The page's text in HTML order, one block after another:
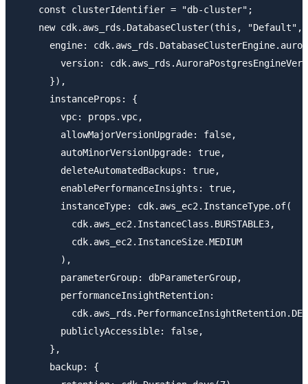
    const clusterIdentifier = "db-cluster";
new cdk.aws_rds.DatabaseCluster(this, "Default",
engine:
version:
      }),
      instanceProps: {
        vpc: props.vpc,
        allowMajorVersionUpgrade: false,
        autoMinorVersionUpgrade: true,
        deleteAutomatedBackups: true,
        enablePerformanceInsights: true,
        instanceType: cdk.aws_ec2.InstanceType.of(
          cdk.aws_ec2.InstanceClass.BURSTABLE3,
          cdk.aws_ec2.InstanceSize.MEDIUM
        ),
        parameterGroup: dbParameterGroup,
        performanceInsightRetention:
        publiclyAccessible: false,
      },
      backup: {